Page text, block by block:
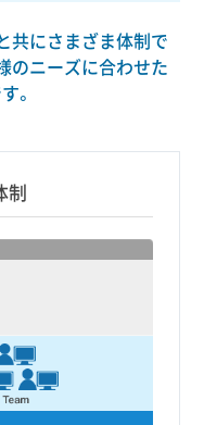
共にさまざま体制で
のニーズに合わせた
。
制